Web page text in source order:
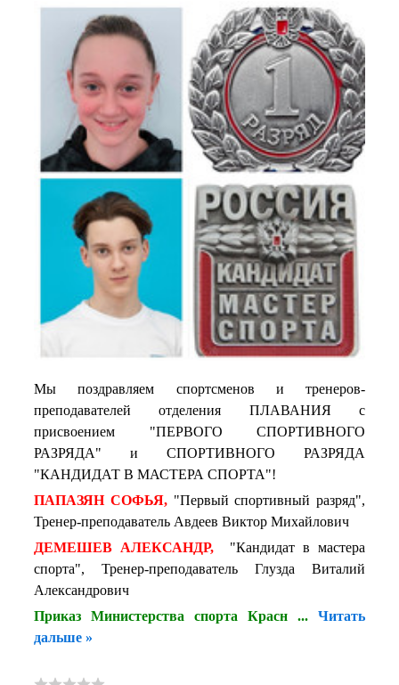
Мы поздравляем спортсменов и тренеров-
преподавателей отделения ПЛАВАНИЯ с
присвоением "ПЕРВОГО СПОРТИВНОГО
РАЗРЯДА" и СПОРТИВНОГО РАЗРЯДА
"КАНДИДАТ В МАСТЕРА СПОРТА"!
ПАПАЗЯН СОФЬЯ, "Первый спортивный разряд",
Тренер-преподаватель Авдеев Виктор Михайлович
ДЕМЕШЕВ АЛЕКСАНДР,
"Кандидат в мастера
спорта", Тренер-преподаватель Глузда Виталий
Александрович
Приказ Министерства
спорта Красн ... Читать
дальше »